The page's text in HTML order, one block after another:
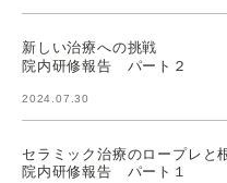
新しい治療への挑戦
院内研修報告 パート２
2024.07.30
セラミック治療のロープレと
院内研修報告 パート１